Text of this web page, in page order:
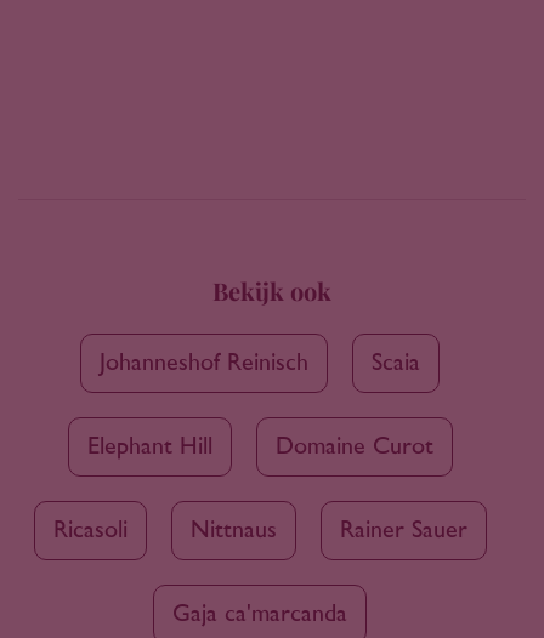
Bekijk ook
Johanneshof Reinisch Scaia
Elephant Hill Domaine Curot
Ricasoli Nittnaus Rainer Sauer
Gaja ca'marcanda